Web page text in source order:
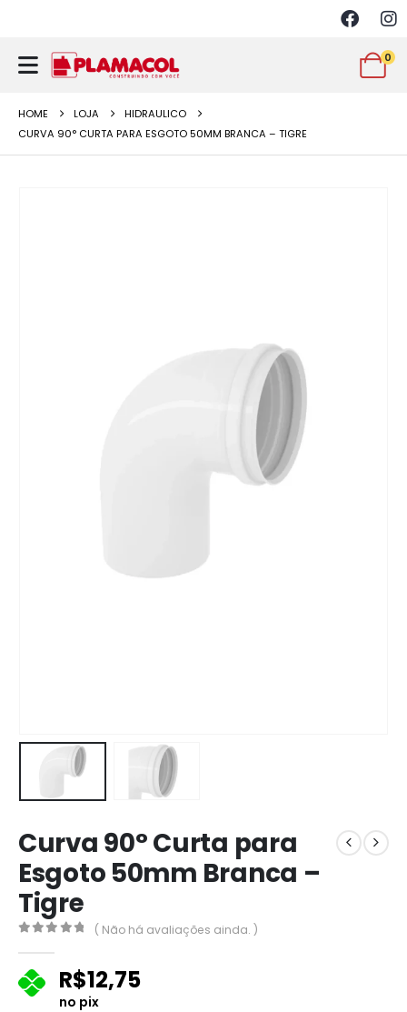
0
HOME LOJA
HIDRAULICO
CURVA 90° CURTA PARA ESGOTO 50MM BRANCA – TIGRE
Curva 90° Curta para
Esgoto 50mm Branca –
Tigre
( Não há avaliações ainda. )
R$12,75
no pix